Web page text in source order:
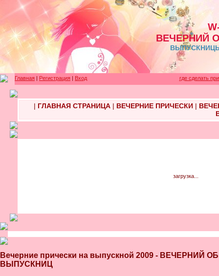
ВЕЧЕРНИЙ
Главная | Регистрация | Вход где сделать
| ГЛАВНАЯ СТРАНИЦА| ВЕЧЕРНИЕ ПРИЧЕСКИ|
загрузка...
Вечерние прически на выпускной 2009 -
ВЫПУСКНИЦ